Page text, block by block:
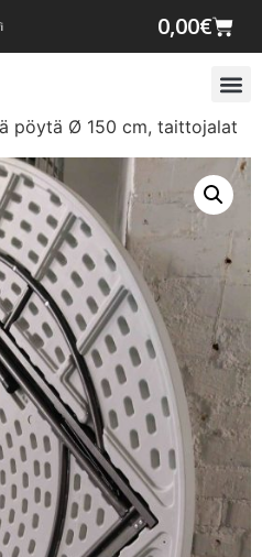
0,00€
pöytä Ø 150 cm, taittojalat